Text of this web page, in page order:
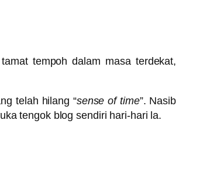
tempoh dalam masa terdekat,
telah hilang “sense of time”. Nasib
tengok blog sendiri hari-hari la.